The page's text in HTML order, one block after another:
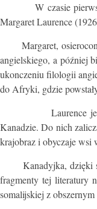
W czasie pierwszej
Margaret Laurence
Margaret, osierocona
angielskiego, a później
ukonczeniu filologii
do Afryki, gdzie
Laurence jest
Kanadzie. Do nich
krajobraz i obyczaje wsi
Kanadyjka, dzięki
fragmenty tej literatury
somalijskiej z obszernym